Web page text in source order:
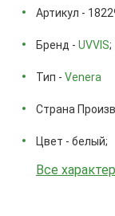
Артикул -
Бренд - UVVIS;
Тип - Venera
Страна
Цвет - белый;
Все